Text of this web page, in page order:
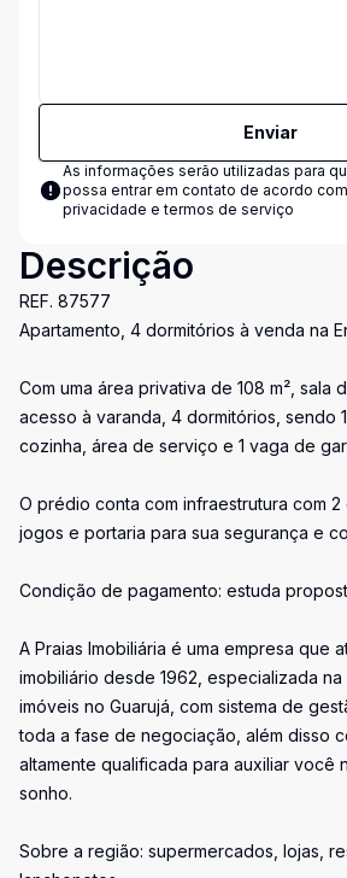
Enviar
As informações serão utilizadas para
possa entrar em contato de acordo
privacidade e termos de serviço
Descrição
REF. 87577
Apartamento, 4 dormitórios à venda na
Com uma área privativa de 108 m², sala
acesso à varanda, 4 dormitórios, sendo
cozinha, área de serviço e 1 vaga de
O prédio conta com infraestrutura com
jogos e portaria para sua segurança e
Condição de pagamento: estuda
A Praias Imobiliária é uma empresa que
imobiliário desde 1962, especializada
imóveis no Guarujá, com sistema de
toda a fase de negociação, além disso
altamente qualificada para auxiliar você
sonho.
Sobre a região: supermercados, lojas,